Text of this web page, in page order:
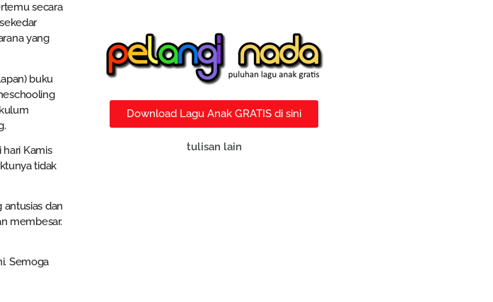
secara
yang
buku
Kamis
tidak
dan
membesar.
Semoga
Download Lagu Anak GRATIS di sini
tulisan lain